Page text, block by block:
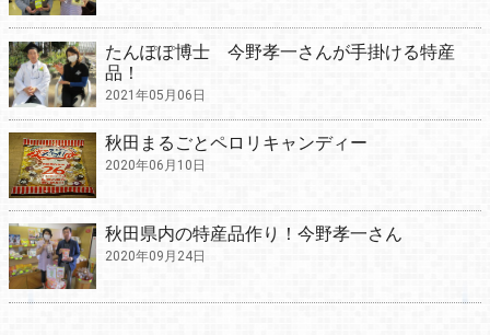
たんぽぽ博士 今野孝一さんが手掛ける特産
品！
2021年05月06日
秋田まるごとペロリキャンディー
2020年06月10日
秋田県内の特産品作り！今野孝一さん
2020年09月24日